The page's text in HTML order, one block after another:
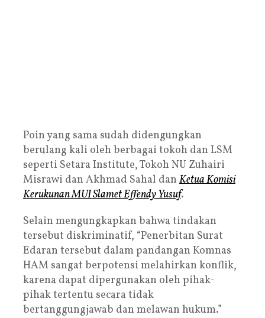
Poin yang sama sudah didengungkan
berulang kali oleh berbagai tokoh dan LSM
seperti Setara Institute, Tokoh NU Zuhairi
Misrawi dan Akhmad Sahal dan Ketua Komisi
Kerukunan MUI Slamet Effendy Yusuf.
Selain mengungkapkan bahwa tindakan
tersebut diskriminatif, “Penerbitan Surat
Edaran tersebut dalam pandangan Komnas
HAM sangat berpotensi melahirkan konflik,
karena dapat dipergunakan oleh pihak-
pihak tertentu secara tidak
bertanggungjawab dan melawan hukum.”